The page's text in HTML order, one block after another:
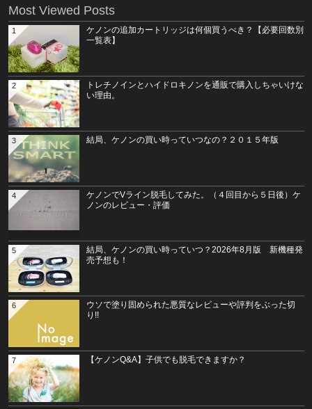
Most Viewed Posts
ケノンの追加カートリッジは何個買うべき？【必要回数別
一覧表】
1
トレチノインとハイドロキノンを通販で購入しちゃいけな
い理由。
2
結局、ケノンの買い時っていつなの？２０１５年版
3
ケノンでVライン脱毛してみた。（４回目から５日後）ケ
ノンのレビュー・評価
4
結局、ケノンの買い時っていつ？2026年8月版 新機種発
売予想も！
5
ウソで塗り固められた悪質なレビューや評判をぶった切
り!!
6
【ケノンQ&A】子供でも脱毛できますか？
7